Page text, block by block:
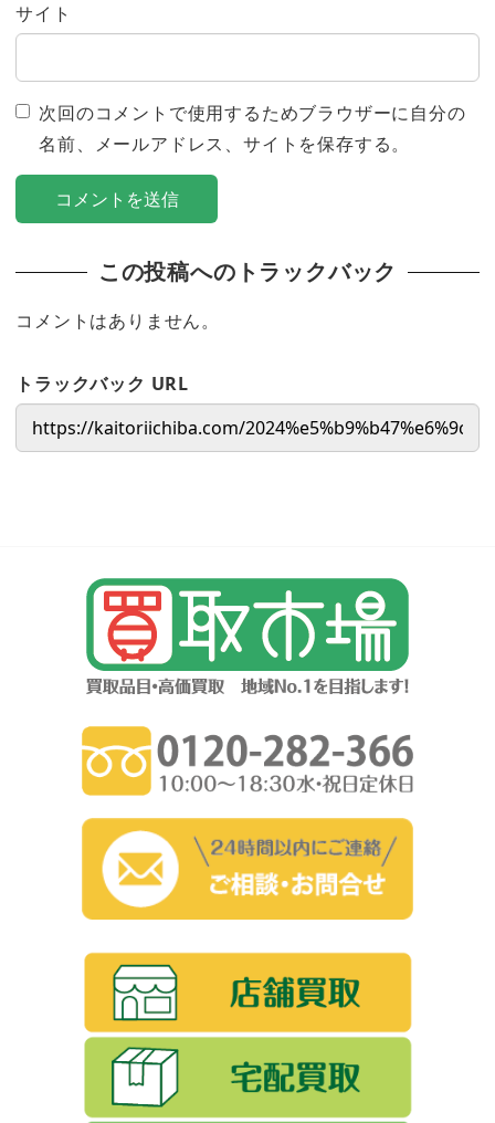
サイト
次回のコメントで使用するためブラウザーに自分の
名前、メールアドレス、サイトを保存する。
この投稿へのトラックバック
コメントはありません。
トラックバック URL